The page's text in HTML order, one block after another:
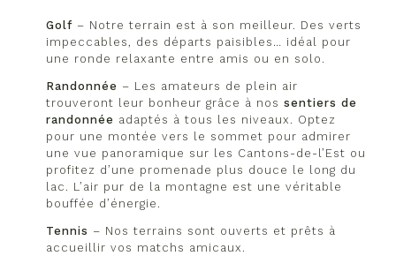
Golf – Notre terrain est à son meilleur. Des verts
impeccables, des départs paisibles… idéal pour
une ronde relaxante entre amis ou en solo.
Randonnée – Les amateurs de plein air
trouveront leur bonheur grâce à nos sentiers de
randonnée adaptés à tous les niveaux. Optez
pour une montée vers le sommet pour admirer
une vue panoramique sur les Cantons-de-l’Est ou
profitez d’une promenade plus douce le long du
lac. L’air pur de la montagne est une véritable
bouffée d’énergie.
Tennis – Nos terrains sont ouverts et prêts à
accueillir vos matchs amicaux.